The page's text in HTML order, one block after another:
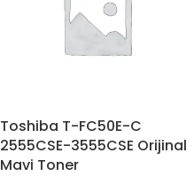
Toshiba T-FC50E-C
2555CSE-3555CSE Orijinal
Mavi Toner